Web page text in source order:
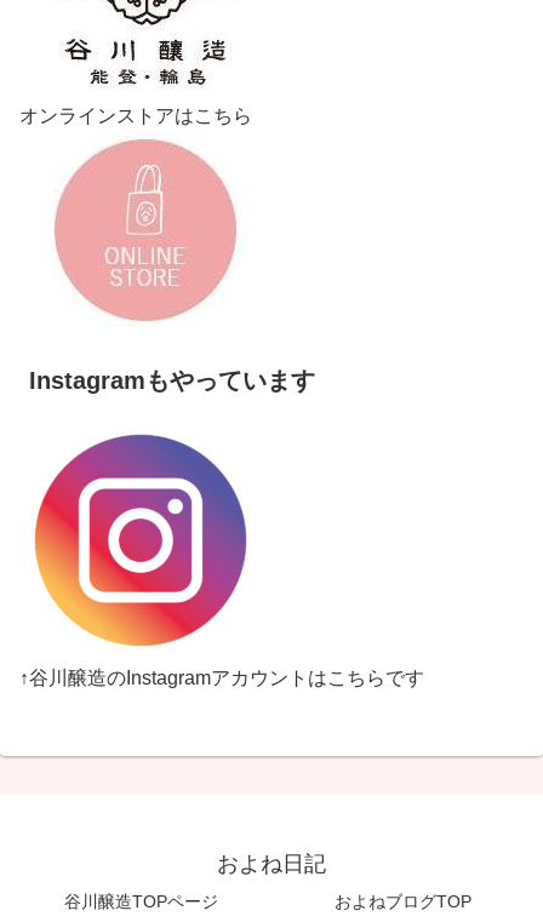
オンラインストアはこちら
Instagramもやっています
↑谷川醸造のInstagramアカウントはこちらです
およね日記
谷川醸造TOPページ およねブログTOP